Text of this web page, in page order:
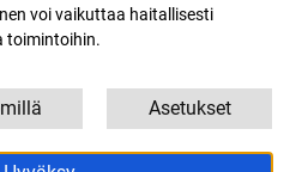
voi vaikuttaa haitallisesti
toimintoihin.
Asetukset